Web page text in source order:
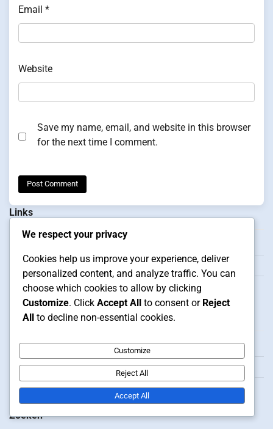
Email *
Website
Save my name, email, and website in this browser
for the next time I comment.
Links
Wie we zijn
Alle inhoud
Categorieën
Formatie strategieën in futsal
Spelerpositionering in Futsalformaties
Tactische Analyse van Futsalformaties
Zoeken
We respect your privacy
Cookies help us improve your experience, deliver
personalized content, and analyze traffic. You can
choose which cookies to allow by clicking
Customize. Click Accept All to consent or Reject
All to decline non-essential cookies.
Customize
Reject All
Accept All